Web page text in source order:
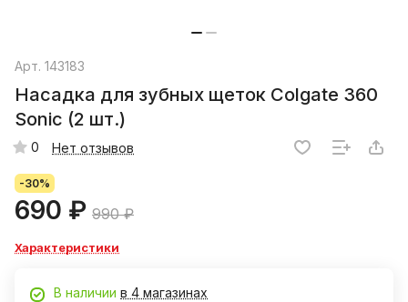
Арт. 143183
Насадка для зубных щеток Colgate 360
Sonic (2 шт.)
0 Нет отзывов
-30%
690 ₽ 990 ₽
Характеристики
В наличии в 4 магазинах